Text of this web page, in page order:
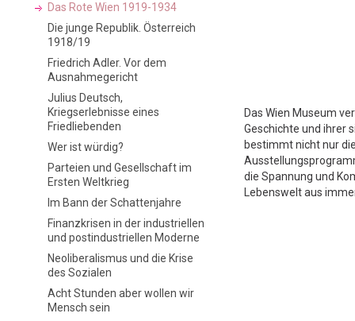
Das Rote Wien 1919-1934
Die junge Republik. Österreich
1918/19
Friedrich Adler. Vor dem
Ausnahmegericht
Julius Deutsch,
Kriegserlebnisse eines
Friedliebenden
Wer ist würdig?
Parteien und Gesellschaft im
Ersten Weltkrieg
Im Bann der Schattenjahre
Finanzkrisen in der industriellen
und postindustriellen Moderne
Neoliberalismus und die Krise
des Sozialen
Acht Stunden aber wollen wir
Mensch sein
Das Wien Museum
Geschichte und ihrer
bestimmt nicht nur
die Spannung und
Lebenswelt aus